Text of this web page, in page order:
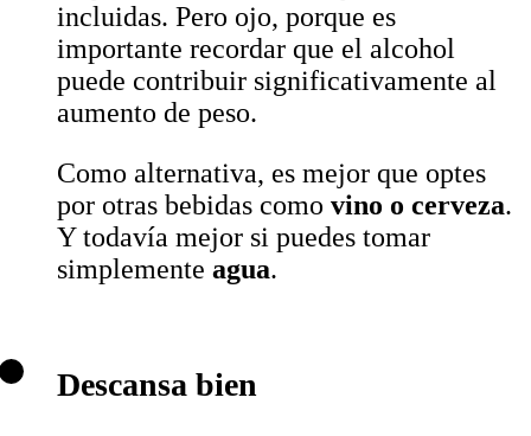
incluidas. Pero ojo, porque es
importante recordar que el alcohol
puede contribuir significativamente al
aumento de peso.
Como alternativa, es mejor que optes
por otras bebidas como vino o cerveza.
Y todavía mejor si puedes tomar
simplemente agua.
Descansa bien